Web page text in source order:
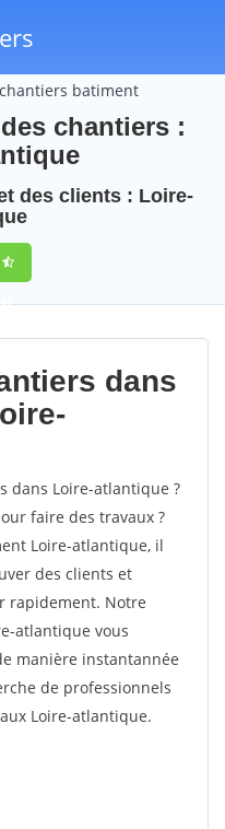
batiment
chantiers :
des clients : Loire-
47
dans
dans Loire-atlantique ?
faire des travaux ?
Loire-atlantique, il
des clients et
rapidement. Notre
atlantique vous
manière instantannée
de professionnels
Loire-atlantique.